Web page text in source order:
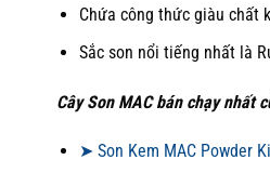
Chứa công thức giàu chất
Sắc son nổi tiếng nhất là
Cây Son MAC bán chạy nhất
➤ Son Kem MAC Powder